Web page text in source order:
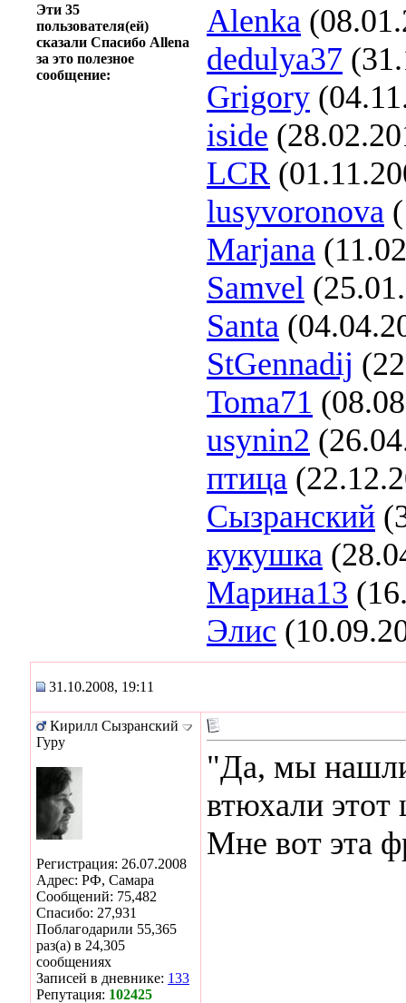
Эти 35
пользователя(ей)
сказали Спасибо Allena
за это полезное
сообщение:
Alenka
dedulya37
Grigory
iside
LCR
lusyvoronova
Marjana
Samvel
Santa
StGennadij
Toma71
usynin2
птица
Сызранский
кукушка
Марина13
Элис
31.10.2008, 19:11
Кирилл Сызранский
Гуру
Регистрация: 26.07.2008
Адрес: РФ, Самара
Сообщений: 75,482
Спасибо: 27,931
Поблагодарили 55,365
раз(а) в 24,305
сообщениях
Записей в дневнике: 133
Репутация: 102425
"Да, мы
втюхали
Мне вот эта